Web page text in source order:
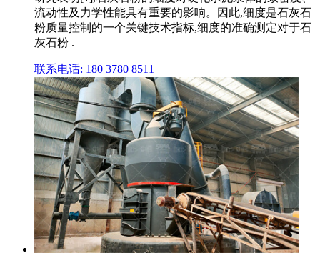
流动性及力学性能具有重要的影响。因此,细度是石灰石
粉质量控制的一个关键技术指标,细度的准确测定对于石
灰石粉 .
联系电话: 180 3780 8511